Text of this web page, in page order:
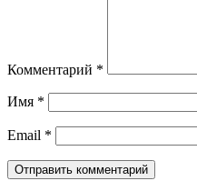
Комментарий *
Имя *
Email *